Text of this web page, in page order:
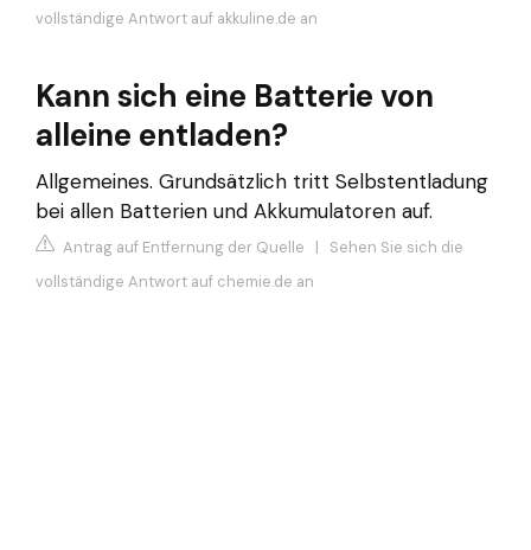
vollständige Antwort auf akkuline.de an
Kann sich eine Batterie von
alleine entladen?
Allgemeines. Grundsätzlich tritt Selbstentladung
bei allen Batterien und Akkumulatoren auf.
Antrag auf Entfernung der Quelle | Sehen Sie sich die
vollständige Antwort auf chemie.de an